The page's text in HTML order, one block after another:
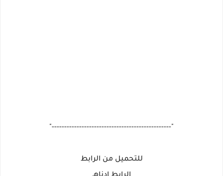
"------------------------------------------------"
للتحميل من الرابط